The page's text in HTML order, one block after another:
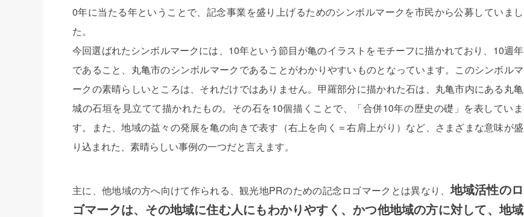
0年に当たる年ということで、記念事業を盛り上げるためのシンボルマークを市民から公募していまし
た。
今回選ばれたシンボルマークには、10年という節目が亀のイラストをモチーフに描かれており、10週年
であること、丸亀市のシンボルマークであることがわかりやすいものとなっています。このシンボルマ
ークの素晴らしいところは、それだけではありません。甲羅部分に描かれた石は、丸亀市内にある丸亀
城の石垣を見立てて描かれたもの。その石を10個描くことで、「合併10年の歴史の礎」を表していま
す。また、地域の益々の発展を亀の向きで表す（右上を向く＝右肩上がり）など、さまざまな意味が盛
り込まれた、素晴らしい事例の一つだと言えます。
主に、他地域の方へ向けて作られる、観光地PRのための記念ロゴマークとは異なり、地域活性のロ
ゴマークは、その地域に住む人にもわかりやすく、かつ他地域の方に対して、地域